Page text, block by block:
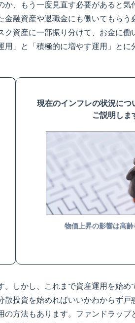
、もう一度見直す必要があると気
融資産や退職金にも働いてもらう
資産に一部振り分けて、お金に働
」と「積極的に増やす運用」とに
現在のインフレの状況につ
ご説明しま
物価上昇の影響は高
しかし、これまで資産運用を始め
投資を始めればいいかわからず戸
方法もあります。ファンドラップ